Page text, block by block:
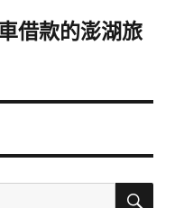
借款的澎湖旅
搜